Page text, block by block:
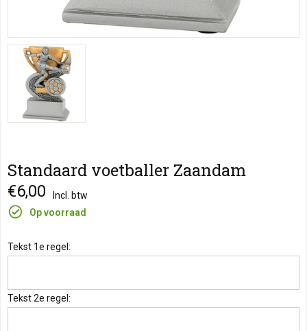
Standaard voetballer Zaandam
€6,00
Incl. btw
Op voorraad
Tekst 1e regel:
Tekst 2e regel: